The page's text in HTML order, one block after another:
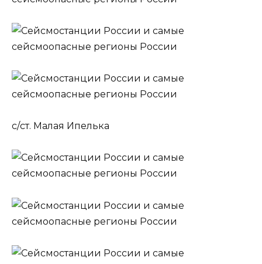
с/ст. Малая Ипелька